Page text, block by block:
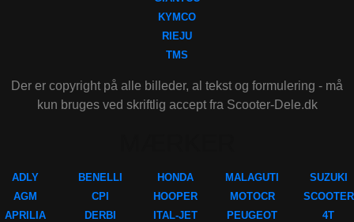
KYMCO
RIEJU
TMS
Der er copyright på alle billeder, al tekst og formulering - må
kun bruges ved skriftlig accept fra Scooter-Dele.dk
ADLY
AGM
APRILIA
BENELLI
CPI
DERBI
HONDA
HOOPER
ITAL-JET
MALAGUTI
MOTOCR
PEUGEOT
SUZUKI
SCOOTER
4T